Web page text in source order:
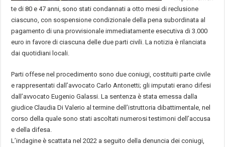
te di 80 e 47 anni, sono stati condannati a otto mesi di reclusione
ciascuno, con sospensione condizionale della pena subordinata al
pagamento di una provvisionale immediatamente esecutiva di 3.000
euro in favore di ciascuna delle due parti civili. La notizia è rilanciata
dai quotidiani locali.
Parti offese nel procedimento sono due coniugi, costituiti parte civile
e rappresentati dall’avvocato Carlo Antonetti; gli imputati erano difesi
dall’avvocato Eugenio Galassi. La sentenza è stata emessa dalla
giudice Claudia Di Valerio al termine dell’istruttoria dibattimentale, nel
corso della quale sono stati ascoltati numerosi testimoni dell’accusa
e della difesa.
L’indagine è scattata nel 2022 a seguito della denuncia dei coniugi,